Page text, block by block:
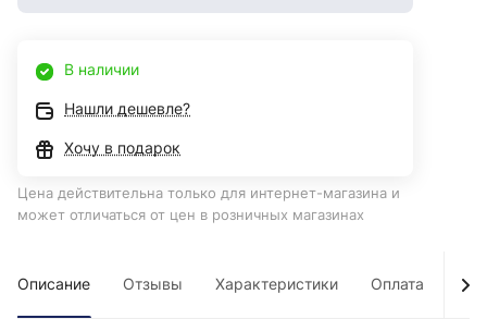
В наличии
Нашли дешевле?
Хочу в подарок
Цена действительна только для интернет-магазина и
может отличаться от цен в розничных магазинах
Описание Отзывы Характеристики Оплата